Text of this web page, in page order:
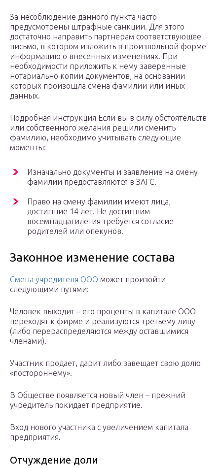
За несоблюдение данного пункта часто
предусмотрены штрафные санкции. Для этого
достаточно направить партнерам соответствующее
письмо, в котором изложить в произвольной форме
информацию о внесенных изменениях. При
необходимости приложить к нему заверенные
нотариально копии документов, на основании
которых произошла смена фамилии или иных
данных.
Подробная инструкция Если вы в силу обстоятельств
или собственного желания решили сменить
фамилию, необходимо учитывать следующие
моменты:
Изначально документы и заявление на смену
фамилии предоставляются в ЗАГС.
Право на смену фамилии имеют лица,
достигшие 14 лет. Не достигшим
восемнадцатилетия требуется согласие
родителей или опекунов.
Законное изменение состава
Смена учредителя ООО может произойти
следующими путями:
Человек выходит – его проценты в капитале ООО
переходят к фирме и реализуются третьему лицу
(либо перераспределяются между оставшимися
членами).
Участник продает, дарит либо завещает свою долю
«постороннему».
В Обществе появляется новый член – прежний
учредитель покидает предприятие.
Вход нового участника с увеличением капитала
предприятия.
Отчуждение доли